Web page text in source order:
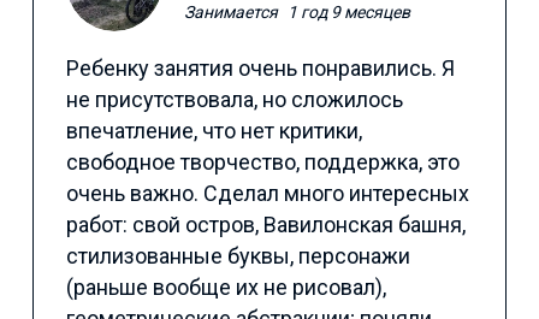
Занимается
1 год 9 месяцев
Ребенку занятия очень понравились. Я
не присутствовала, но сложилось
впечатление, что нет критики,
свободное творчество, поддержка, это
очень важно. Сделал много интересных
работ: свой остров, Вавилонская башня,
стилизованные буквы, персонажи
(раньше вообще их не рисовал),